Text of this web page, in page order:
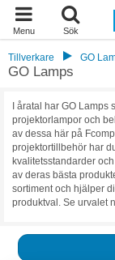
Menu Sök
Tillverkare GO
GO Lamps
I åratal har GO
projektorlampor och
av dessa här på
projektortillbehör har
kvalitetsstandarder
av deras bästa
sortiment och hjälper
produktval. Se urvalet